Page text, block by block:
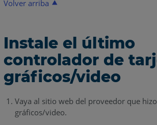
Volver arriba
Instale el último
controlador de
gráficos/video
Vaya al sitio web del proveedor que
gráficos/video.